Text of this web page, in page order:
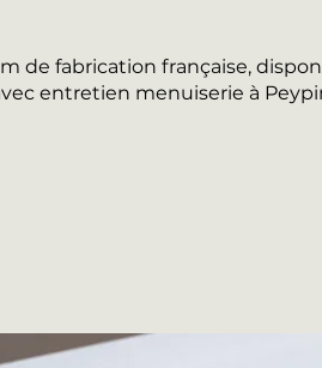
de fabrication française,
entretien menuiserie à